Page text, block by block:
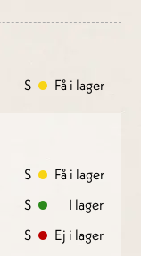
S Få i lager
S
Få i lager
S
I lager
S
Ej i lager